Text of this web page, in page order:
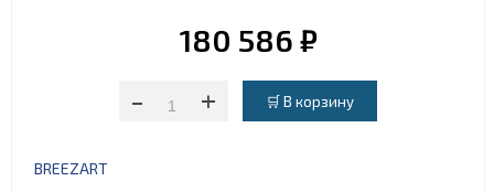
180 586 ₽
-
+
BREEZART